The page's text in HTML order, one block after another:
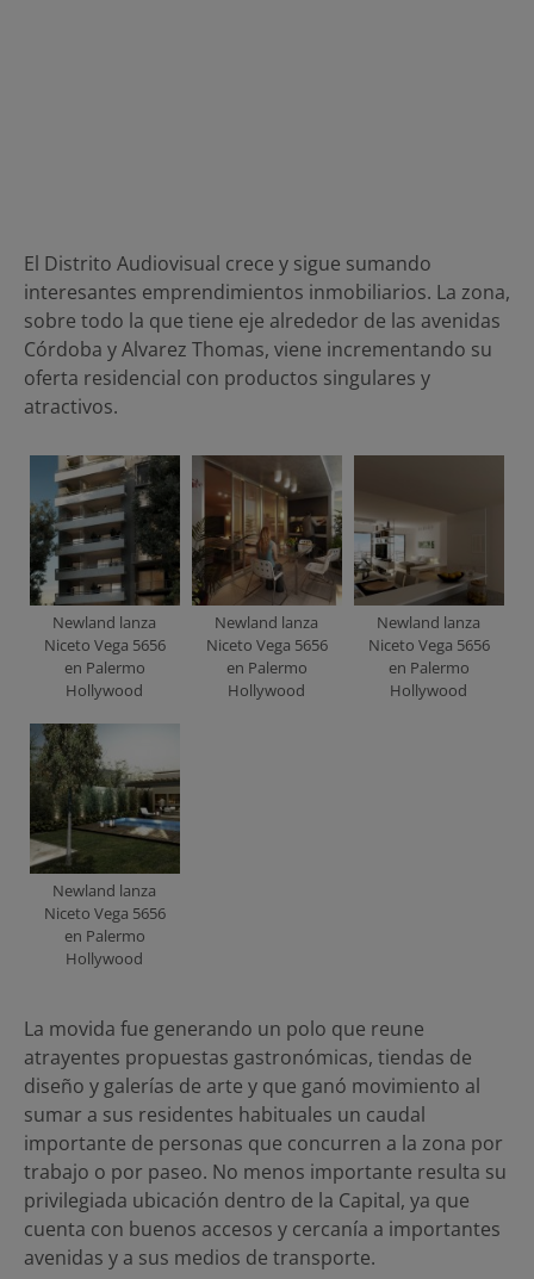
El Distrito Audiovisual crece y sigue sumando
interesantes emprendimientos inmobiliarios. La zona,
sobre todo la que tiene eje alrededor de las avenidas
Córdoba y Alvarez Thomas, viene incrementando su
oferta residencial con productos singulares y
atractivos.
Newland lanza
Niceto Vega 5656
en Palermo
Hollywood
Newland lanza
Niceto Vega 5656
en Palermo
Hollywood
Newland lanza
Niceto Vega 5656
en Palermo
Hollywood
Newland lanza
Niceto Vega 5656
en Palermo
Hollywood
La movida fue generando un polo que reune
atrayentes propuestas gastronómicas, tiendas de
diseño y galerías de arte y que ganó movimiento al
sumar a sus residentes habituales un caudal
importante de personas que concurren a la zona por
trabajo o por paseo. No menos importante resulta su
privilegiada ubicación dentro de la Capital, ya que
cuenta con buenos accesos y cercanía a importantes
avenidas y a sus medios de transporte.